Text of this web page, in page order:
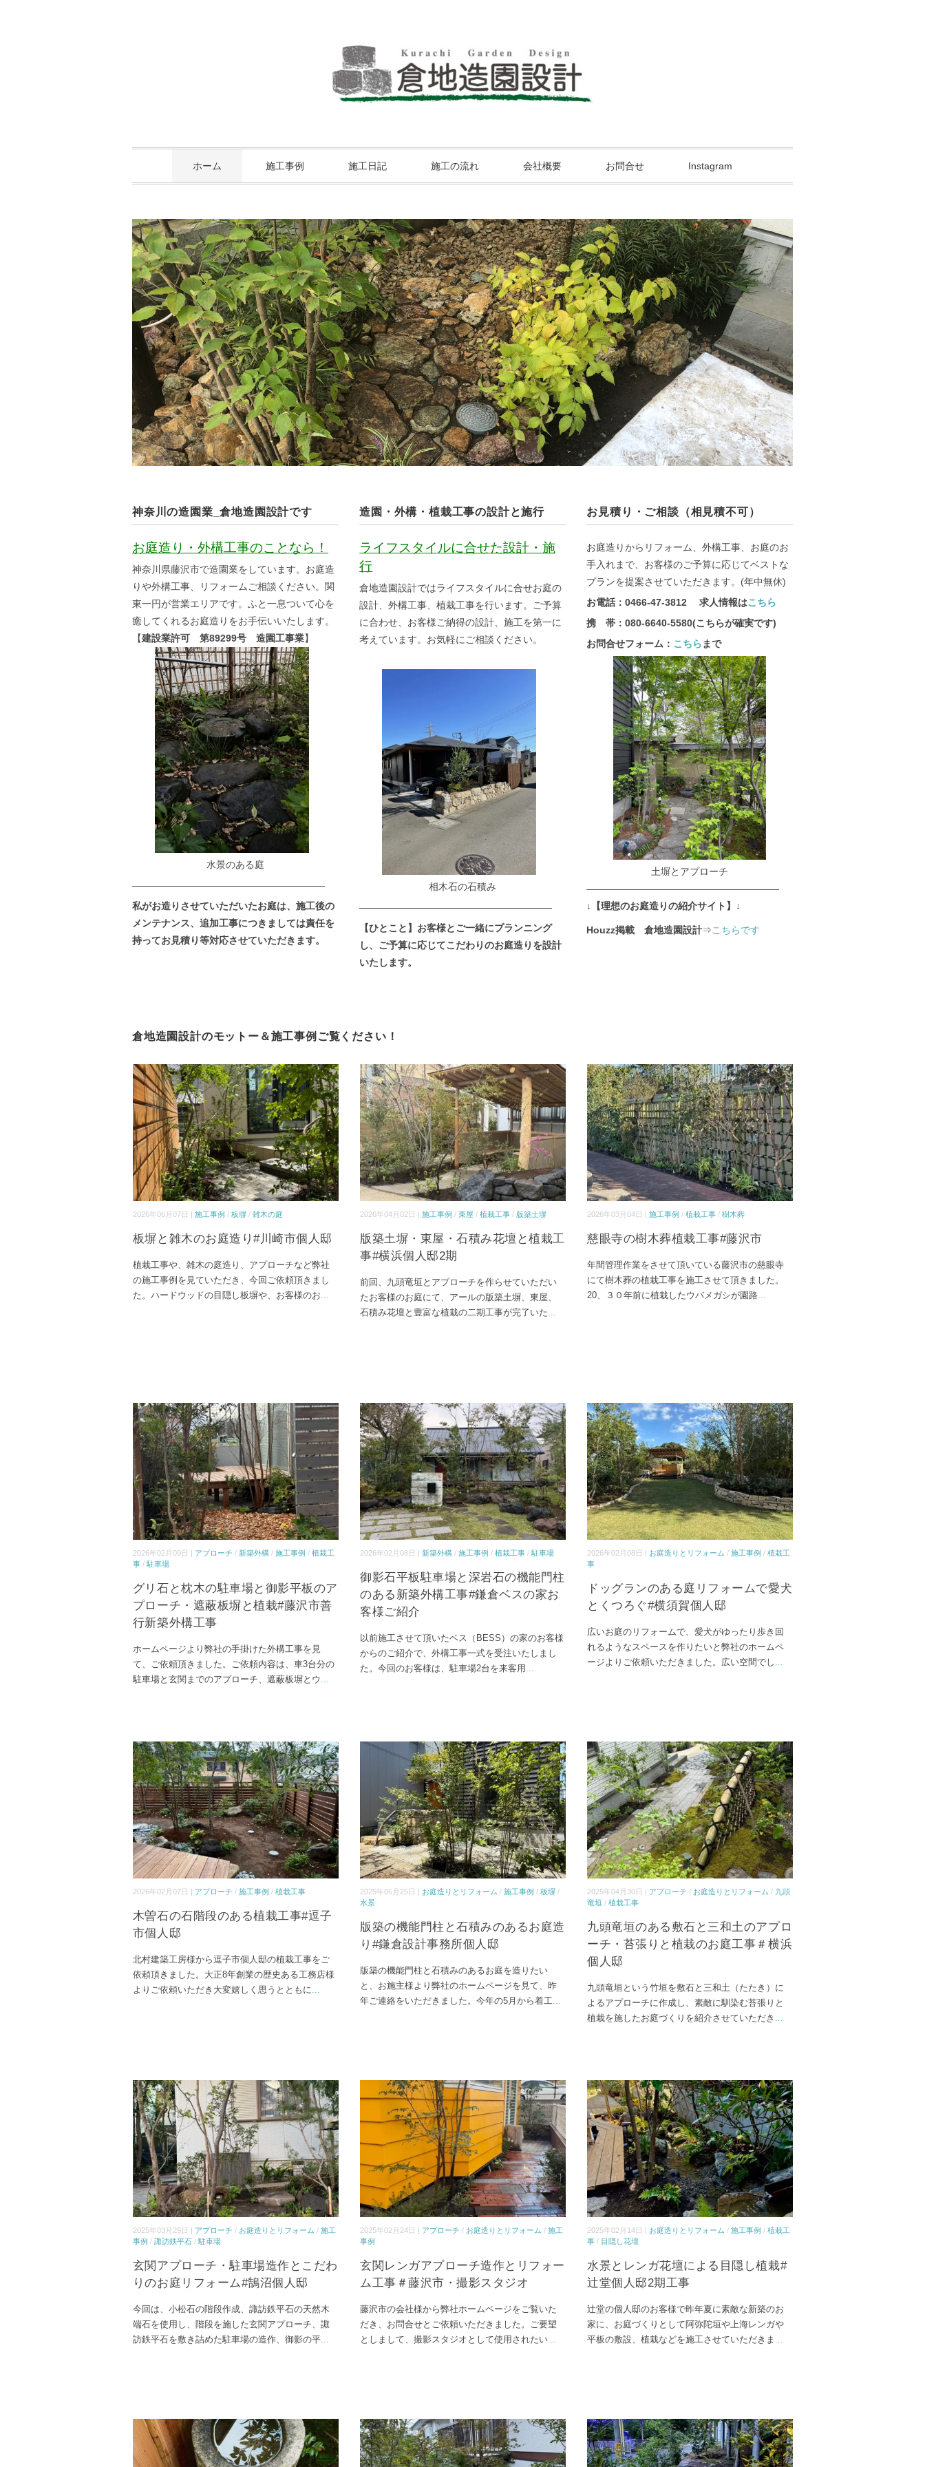
ホーム 施工事例 施工日記 施工の流れ 会社概要 お問合せ Instagram
神奈川の造園業_倉地造園設計です
お庭造り・外構工事のことなら！
神奈川県藤沢市で造園業をしています。お庭造
りや外構工事、リフォームご相談ください。関
東一円が営業エリアです。ふと一息ついて心を
癒してくれるお庭造りをお手伝いいたします。
【建設業許可 第89299号 造園工事業】
水景のある庭
————————————————————
私がお造りさせていただいたお庭は、施工後の
メンテナンス、追加工事につきましては責任を
持ってお見積り等対応させていただきます。
造園・外構・植栽工事の設計と施行
ライフスタイルに合せた設計・施
行
倉地造園設計ではライフスタイルに合せお庭の
設計、外構工事、植栽工事を行います。ご予算
に合わせ、お客様ご納得の設計、施工を第一に
考えています。お気軽にご相談ください。
相木石の石積み
————————————————————
【ひとこと】お客様とご一緒にプランニング
し、ご予算に応じてこだわりのお庭造りを設計
いたします。
お見積り・ご相談（相見積不可）
お庭造りからリフォーム、外構工事、お庭のお
手入れまで、お客様のご予算に応じてベストな
プランを提案させていただきます。(年中無休)
お電話：0466-47-3812 求人情報はこちら
携 帯：080-6640-5580(こちらが確実です)
お問合せフォーム： こちら まで
土塀とアプローチ
————————————————————
↓【理想のお庭造りの紹介サイト】↓
Houzz掲載 倉地造園設計⇒こちらです
倉地造園設計のモットー＆施工事例ご覧ください！
2026年06月07日 | 施工事例 / 板塀/ 雑木の庭
板塀と雑木のお庭造り#川崎市個人邸
植栽工事や、雑木の庭造り、アプローチなど弊社
の施工事例を見ていただき、今回ご依頼頂きまし
た。ハードウッドの目隠し板塀や、お客様のお
2026年04月02日 |施工事例 /東屋 /植栽工事 / 版築土塀
版築土塀・東屋・石積み花壇と植栽工
事#横浜個人邸2期
前回、九頭竜垣とアプローチを作らせていただい
たお客様のお庭にて、アールの版築土塀、東屋、
石積み花壇と豊富な植栽の二期工事が完了いた
2026年03月04日 |施工事例 /植栽工事 /樹木葬
慈眼寺の樹木葬植栽工事#藤沢市
年間管理作業をさせて頂いている藤沢市の慈眼寺
にて樹木葬の植栽工事を施工させて頂きました。
20、３０年前に植栽したウバメガシが園路
2026年02月09日 | アプローチ / 新築外構/ 施工事例 / 植栽工
事/ 駐車場
グリ石と枕木の駐車場と御影平板のア
プローチ・遮蔽板塀と植栽#藤沢市善
行新築外構工事
ホームページより弊社の手掛けた外構工事を見
て、ご依頼頂きました。ご依頼内容は、車3台分の
駐車場と玄関までのアプローチ、遮蔽板塀とウ
2026年02月08日 | 新築外構 /施工事例 /植栽工事 /駐車場
御影石平板駐車場と深岩石の機能門柱
のある新築外構工事#鎌倉ベスの家お
客様ご紹介
以前施工させて頂いたベス（BESS）の家のお客様
からのご紹介で、外構工事一式を受注いたしまし
た。今回のお客様は、駐車場2台を来客用
2026年02月08日 | お庭造りとリフォーム /施工事例 /植栽工
事
ドッグランのある庭リフォームで愛犬
とくつろぐ#横須賀個人邸
広いお庭のリフォームで、愛犬がゆったり歩き回
れるようなスペースを作りたいと弊社のホームペ
ージよりご依頼いただきました。広い空間でし
2026年02月07日 | アプローチ / 施工事例 / 植栽工事
木曽石の石階段のある植栽工事#逗子
市個人邸
北村建築工房様から逗子市個人邸の植栽工事をご
依頼頂きました。大正8年創業の歴史ある工務店様
よりご依頼いただき大変嬉しく思うとともに
2025年06月25日 | お庭造りとリフォーム /施工事例 /板塀 /
水景
版築の機能門柱と石積みのあるお庭造
り#鎌倉設計事務所個人邸
版築の機能門柱と石積みのあるお庭を造りたい
と、お施主様より弊社のホームページを見て、昨
年ご連絡をいただきました。今年の5月から着工
2025年04月30日 | アプローチ / お庭造りとリフォーム / 九頭
竜垣 /植栽工事
九頭竜垣のある敷石と三和土のアプロ
ーチ・苔張りと植栽のお庭工事＃横浜
個人邸
九頭竜垣という竹垣を敷石と三和土（たたき）に
よるアプローチに作成し、素敵に馴染む苔張りと
植栽を施したお庭づくりを紹介させていただき
2025年03月29日 | アプローチ / お庭造りとリフォーム / 施工
事例 / 諏訪鉄平石/ 駐車場
玄関アプローチ・駐車場造作とこだわ
りのお庭リフォーム#鵠沼個人邸
今回は、小松石の階段作成、諏訪鉄平石の天然木
端石を使用し、階段を施した玄関アプローチ、諏
訪鉄平石を敷き詰めた駐車場の造作、御影の平...
2025年02月24日 | アプローチ / お庭造りとリフォーム /施工
事例
玄関レンガアプローチ造作とリフォー
ム工事＃藤沢市・撮影スタジオ
藤沢市の会社様から弊社ホームページをご覧いた
だき、お問合せとご依頼いただきました。ご要望
としまして、撮影スタジオとして使用されたい
2025年02月14日 | お庭造りとリフォーム /施工事例 /植栽工
事 / 目隠し花壇
水景とレンガ花壇による目隠し植栽#
辻堂個人邸2期工事
辻堂の個人邸のお客様で昨年夏に素敵な新築のお
家に、お庭づくりとして阿弥陀垣や上海レンガや
平板の敷設、植栽などを施工させていただきま